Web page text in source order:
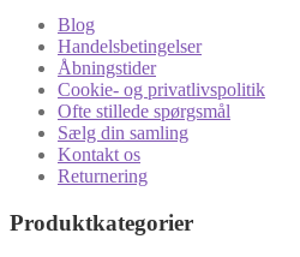
Blog
Handelsbetingelser
Åbningstider
Cookie- og privatlivspolitik
Ofte stillede spørgsmål
Sælg din samling
Kontakt os
Returnering
Produktkategorier